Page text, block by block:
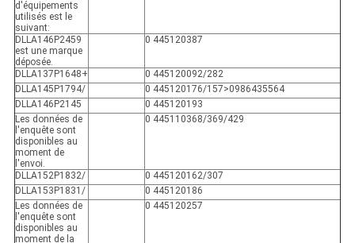
d'équipements
utilisés est le
suivant:
DLLA146P2459
est une marque
déposée.
0 445120387
DLLA137P1648+
0 445120092/282
DLLA145P1794/
0 445120176/157>0986435564
DLLA146P2145
0 445120193
Les données de
l'enquête sont
disponibles au
moment de
l'envoi.
0 445110368/369/429
DLLA152P1832/
0 445120162/307
DLLA153P1831/
0 445120186
Les données de
l'enquête sont
disponibles au
moment de la
0 445120257